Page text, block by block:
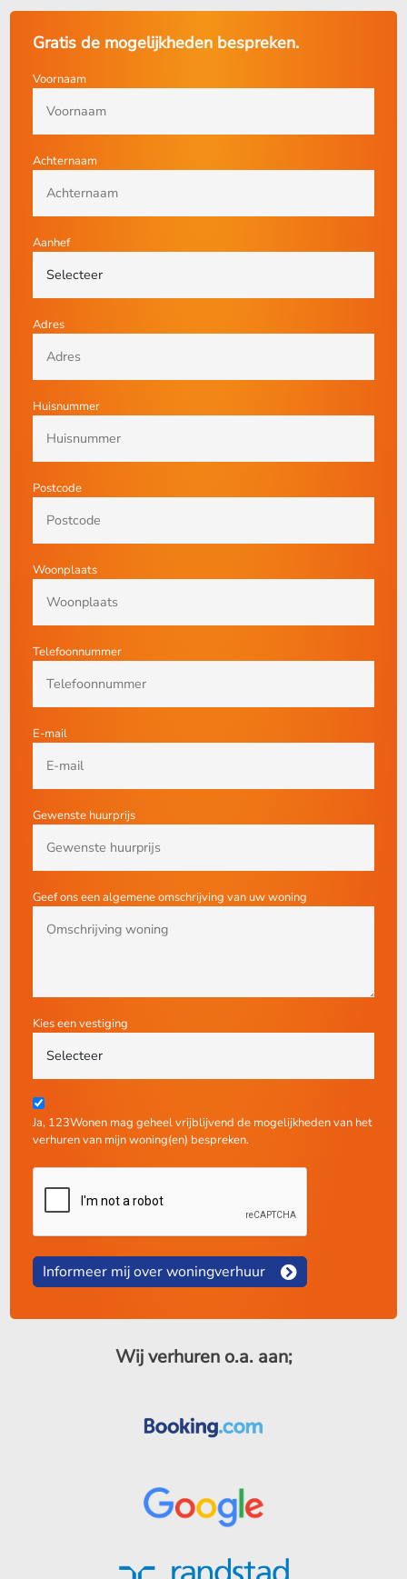
Gratis de mogelijkheden bespreken.
Voornaam
Achternaam
Aanhef
Adres
Huisnummer
Postcode
Woonplaats
Telefoonnummer
E-mail
Gewenste huurprijs
Geef ons een algemene omschrijving van uw woning
Kies een vestiging
Ja, 123Wonen mag geheel vrijblijvend de mogelijkheden van het
verhuren van mijn woning(en) bespreken.
Informeer mij over woningverhuur
Wij verhuren o.a. aan;